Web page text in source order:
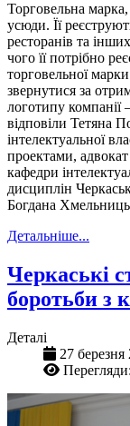
Торговельна
усюди. Її
ресторанів та
чого її потрібно
торговельної
звернутися за
логотипу компанії
відповіли Тетяна
інтелектуальної
проектами,
кафедри
дисциплін
Богдана
Детальніше...
Черкаські
боротьби з
Деталі
27 березня